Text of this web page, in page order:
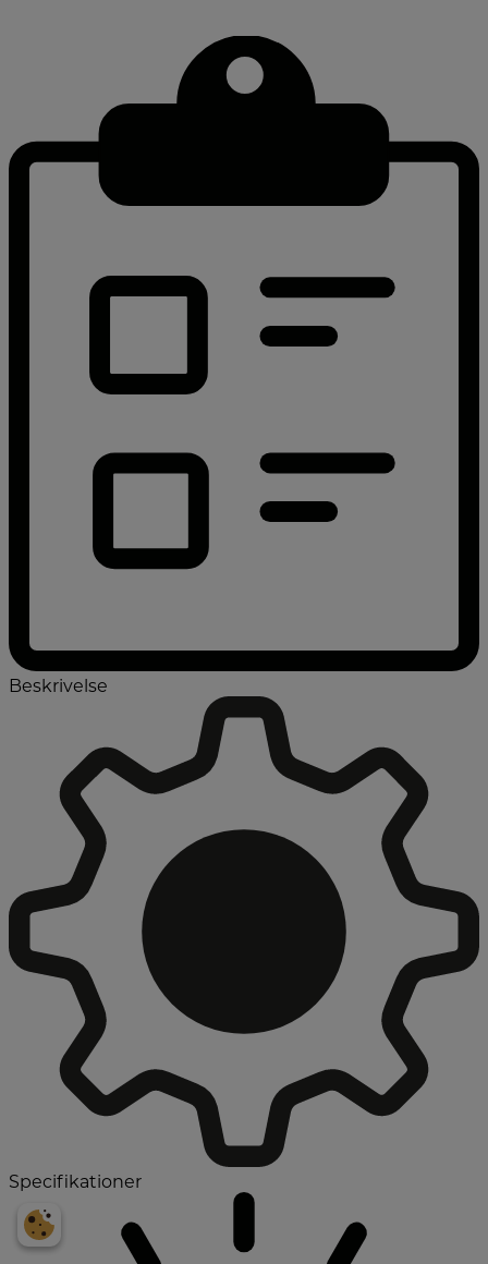
Beskrivelse
Specifikationer